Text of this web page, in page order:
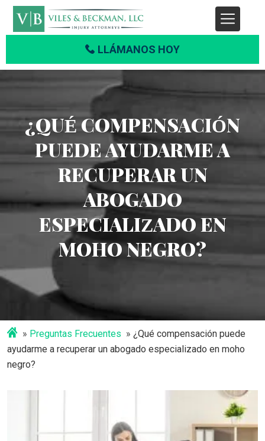
LLÁMANOS HOY
¿QUÉ COMPENSACIÓN
PUEDE AYUDARME A
RECUPERAR UN
ABOGADO
ESPECIALIZADO EN
MOHO NEGRO?
Preguntas Frecuentes
¿Qué compensación puede
ayudarme a recuperar un abogado especializado en moho
negro?